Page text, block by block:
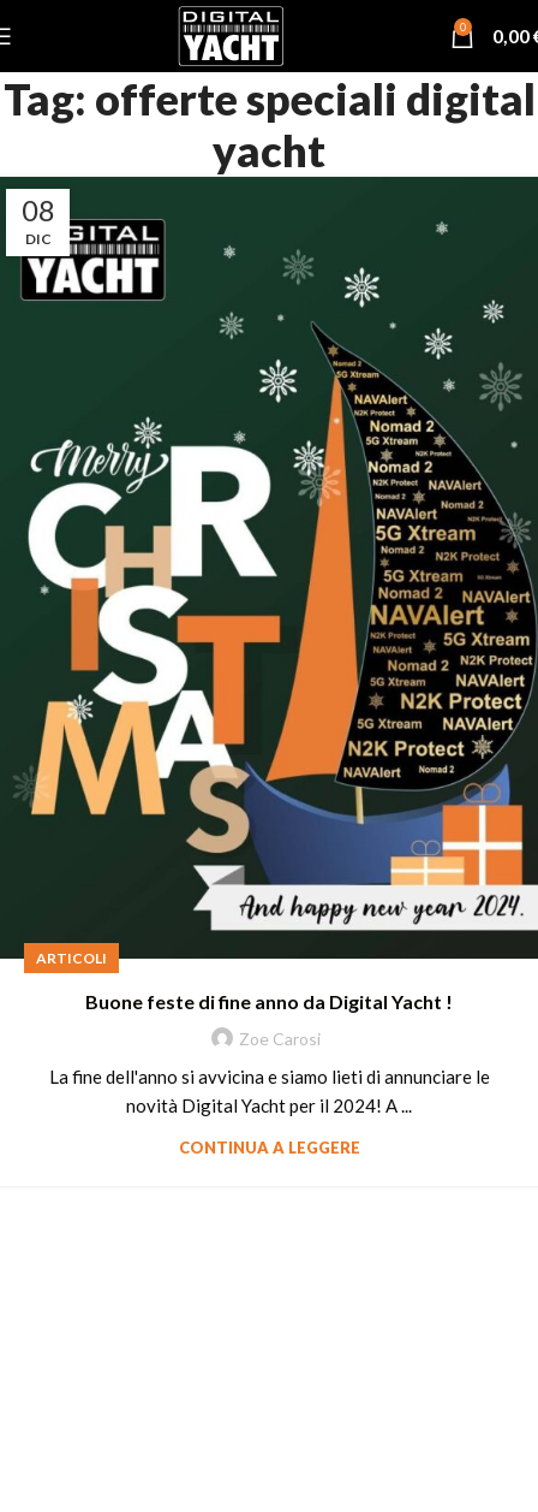
0 0,00
Tag: offerte speciali digital
yacht
08
DIC
ARTICOLI
Buone feste di fine anno da Digital Yacht !
Zoe Carosi
La fine dell'anno si avvicina e siamo lieti di annunciare le
novità Digital Yacht per il 2024! A ...
CONTINUA A LEGGERE